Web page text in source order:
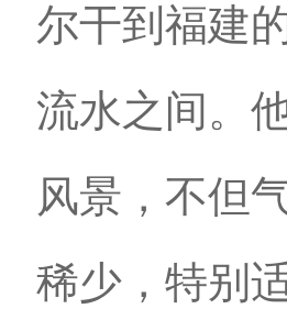
尔干到福建
流水之间。
风景，不但
稀少，特别